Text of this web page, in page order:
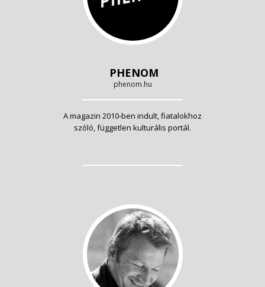
PHENOM
phenom.hu
A magazin 2010-ben indult, fiatalokhoz
szóló, független kulturális portál.